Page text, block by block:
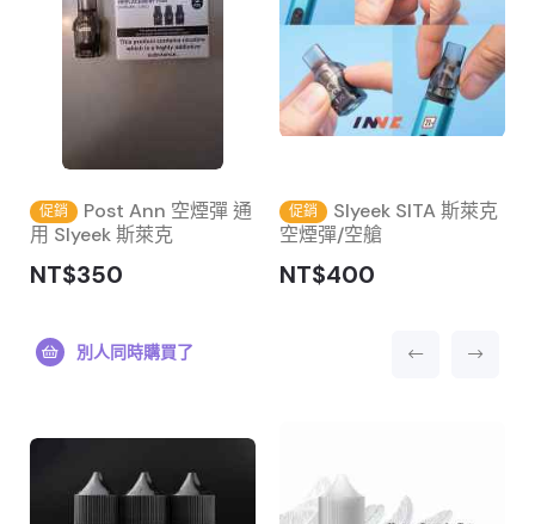
促銷
Post Ann 空煙彈 通
用 Slyeek 斯萊克
NT$350
促銷
Slyeek SITA 斯萊克
空煙彈/空艙
NT$400
別人同時購買了